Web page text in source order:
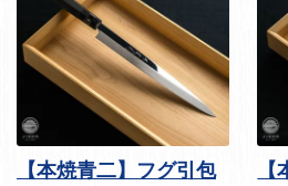
【本焼青二】フグ引包